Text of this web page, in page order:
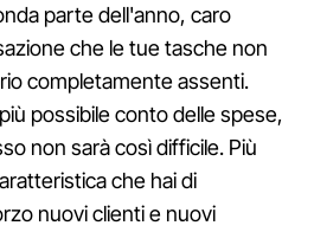
parte dell'anno, caro
che le tue tasche non
completamente assenti.
possibile conto delle spese,
non sarà così difficile. Più
che hai di
nuovi clienti e nuovi